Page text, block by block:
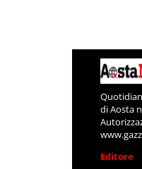
di Aosta
Editore